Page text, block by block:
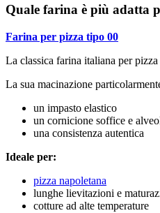
Quale farina è più adatta
Farina per pizza tipo 00
La classica farina italiana per
La sua macinazione
un impasto elastico
un cornicione soffice e
una consistenza autentica
Ideale per:
pizza napoletana
lunghe lievitazioni e
cotture ad alte temperature